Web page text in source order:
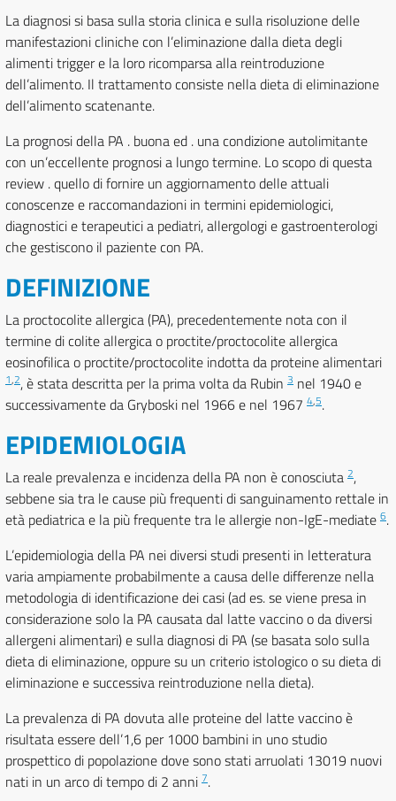
La diagnosi si basa sulla storia clinica e sulla risoluzione delle
manifestazioni cliniche con l’eliminazione dalla dieta degli
alimenti trigger e la loro ricomparsa alla reintroduzione
dell’alimento. Il trattamento consiste nella dieta di eliminazione
dell’alimento scatenante.
La prognosi della PA . buona ed . una condizione autolimitante
con un’eccellente prognosi a lungo termine. Lo scopo di questa
review . quello di fornire un aggiornamento delle attuali
conoscenze e raccomandazioni in termini epidemiologici,
diagnostici e terapeutici a pediatri, allergologi e gastroenterologi
che gestiscono il paziente con PA.
DEFINIZIONE
La proctocolite allergica (PA), precedentemente nota con il
termine di colite allergica o proctite/proctocolite allergica
eosinofilica o proctite/proctocolite indotta da proteine alimentari
1,2, è stata descritta per la prima volta da Rubin 3 nel 1940 e
successivamente da Gryboski nel 1966 e nel 1967 4,5.
EPIDEMIOLOGIA
La reale prevalenza e incidenza della PA non è conosciuta 2,
sebbene sia tra le cause più frequenti di sanguinamento rettale in
età pediatrica e la più frequente tra le allergie non-IgE-mediate 6.
L’epidemiologia della PA nei diversi studi presenti in letteratura
varia ampiamente probabilmente a causa delle differenze nella
metodologia di identificazione dei casi (ad es. se viene presa in
considerazione solo la PA causata dal latte vaccino o da diversi
allergeni alimentari) e sulla diagnosi di PA (se basata solo sulla
dieta di eliminazione, oppure su un criterio istologico o su dieta di
eliminazione e successiva reintroduzione nella dieta).
La prevalenza di PA dovuta alle proteine del latte vaccino è
risultata essere dell’1,6 per 1000 bambini in uno studio
prospettico di popolazione dove sono stati arruolati 13019 nuovi
nati in un arco di tempo di 2 anni 7.